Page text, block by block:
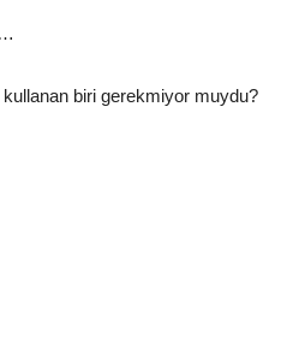
biri gerekmiyor muydu?